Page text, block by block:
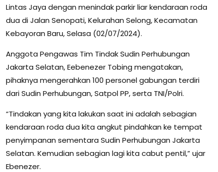
Lintas Jaya dengan menindak parkir liar kendaraan roda
dua di Jalan Senopati, Kelurahan Selong, Kecamatan
Kebayoran Baru, Selasa (02/07/2024).
Anggota Pengawas Tim Tindak Sudin Perhubungan
Jakarta Selatan, Eebenezer Tobing mengatakan,
pihaknya mengerahkan 100 personel gabungan terdiri
dari Sudin Perhubungan, Satpol PP, serta TNI/Polri.
“Tindakan yang kita lakukan saat ini adalah sebagian
kendaraan roda dua kita angkut pindahkan ke tempat
penyimpanan sementara Sudin Perhubungan Jakarta
Selatan. Kemudian sebagian lagi kita cabut pentil,” ujar
Ebenezer.